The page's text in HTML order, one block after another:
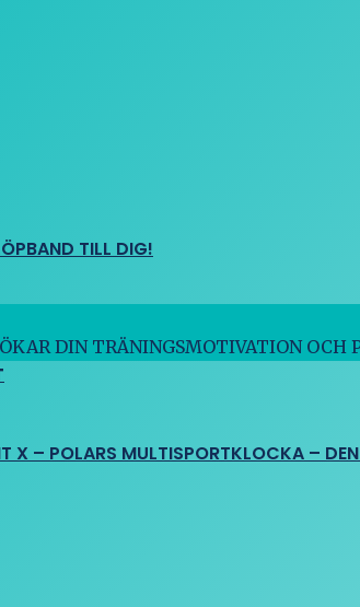
TILL DIG!
DIN TRÄNINGSMOTIVATION OCH
X – POLARS MULTISPORTKLOCKA –